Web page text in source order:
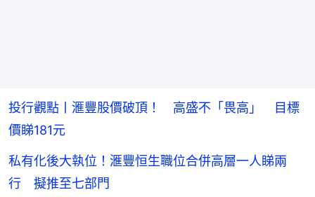
投行觀點丨滙豐股價破頂！ 高盛不「畏高」 目標
價睇181元
私有化後大執位！滙豐恒生職位合併高層一人睇兩
行 擬推至七部門